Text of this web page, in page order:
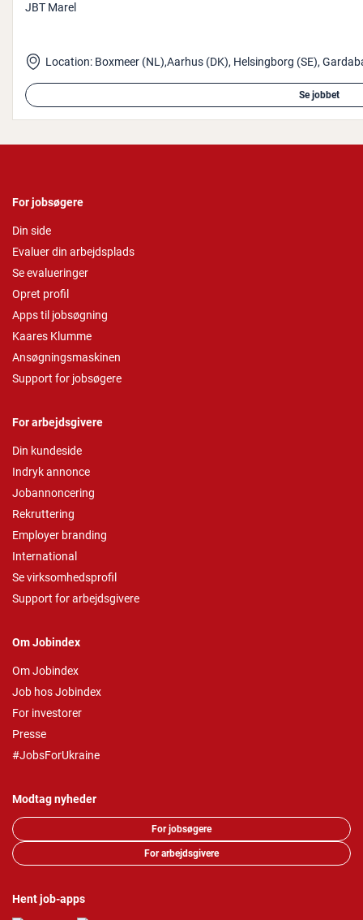
JBT Marel
Location: Boxmeer (NL),Aarhus (DK), Helsingborg (SE),
Se jobbet
For jobsøgere
Din side
Evaluer din arbejdsplads
Se evalueringer
Opret profil
Apps til jobsøgning
Kaares Klumme
Ansøgningsmaskinen
Support for jobsøgere
For arbejdsgivere
Din kundeside
Indryk annonce
Jobannoncering
Rekruttering
Employer branding
International
Se virksomhedsprofil
Support for arbejdsgivere
Om Jobindex
Om Jobindex
Job hos Jobindex
For investorer
Presse
#JobsForUkraine
Modtag nyheder
For jobsøgere
For arbejdsgivere
Hent job-apps